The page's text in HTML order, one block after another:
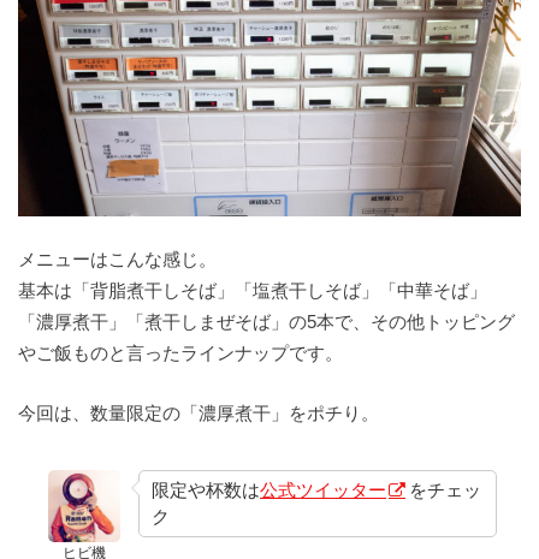
メニューはこんな感じ。
基本は「背脂煮干しそば」「塩煮干しそば」「中華そば」
「濃厚煮干」「煮干しまぜそば」の5本で、その他トッピング
やご飯ものと言ったラインナップです。
今回は、数量限定の「濃厚煮干」をポチり。
ヒビ機
限定や杯数は公式ツイッター
をチェッ
ク